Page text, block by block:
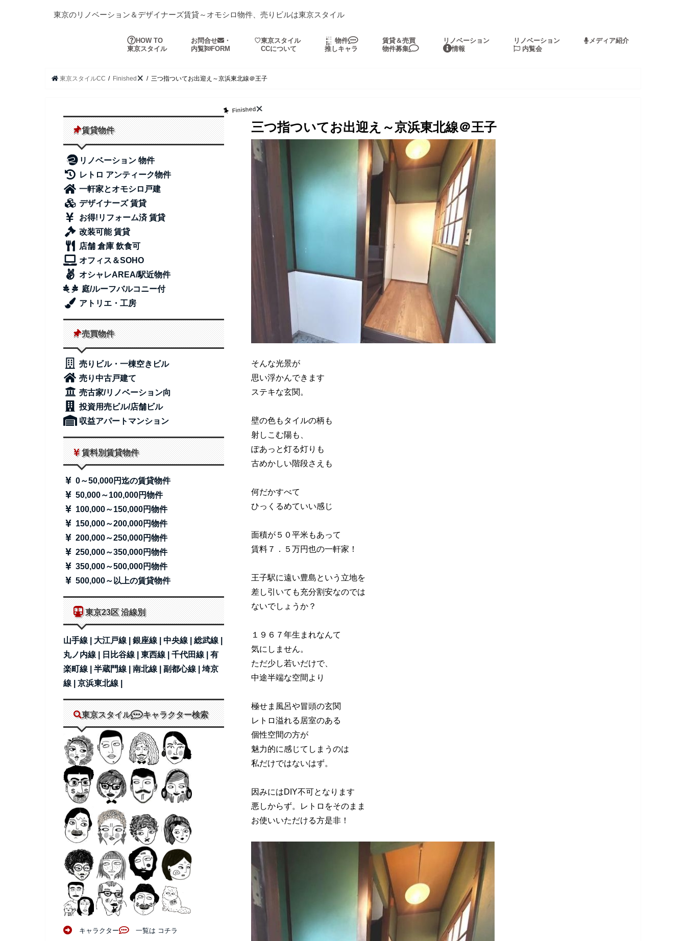
東京のリノベーション＆デザイナーズ賃貸～オモシロ物件、売りビルは東京スタイル
HOW TO
東京スタイル
お問合せ
・
内覧
FORM
♡東京スタイル
CCについて
物件
推しキャラ
賃貸＆売買
物件募集
リノベーション
情報
リノベーション
内覧会
メディア紹介
東京スタイルCC Finished 三つ指ついてお出迎え～京浜東北線＠王子
Finished
三つ指ついてお出迎え～京浜東北線＠王子
そんな光景が
思い浮かんできます
ステキな玄関。
壁の色もタイルの柄も
射しこむ陽も、
ぽあっと灯る灯りも
古めかしい階段さえも
何だかすべて
ひっくるめていい感じ
面積が５０平米もあって
賃料７．５万円也の一軒家！
王子駅に遠い豊島という立地を
差し引いても充分割安なのでは
ないでしょうか？
１９６７年生まれなんて
気にしません。
ただ少し若いだけで、
中途半端な空間より
極せま風呂や冒頭の玄関
レトロ溢れる居室のある
個性空間の方が
魅力的に感じてしまうのは
私だけではないはず。
因みにはDIY不可となります
悪しからず。レトロをそのまま
お使いいただける方是非！
賃貸物件
リノベーション 物件
レトロ アンティーク物件
一軒家とオモシロ戸建
デザイナーズ 賃貸
お得!リフォーム済 賃貸
改装可能 賃貸
店舗 倉庫 飲食可
オフィス＆SOHO
オシャレAREA/駅近物件
庭/ルーフバルコニー付
アトリエ・工房
売買物件
売りビル・一棟空きビル
売り中古戸建て
売古家/リノベーション向
投資用売ビル/店舗ビル
収益アパートマンション
賃料別賃貸物件
0～50,000円迄の賃貸物件
50,000～100,000円物件
100,000～150,000円物件
150,000～200,000円物件
200,000～250,000円物件
250,000～350,000円物件
350,000～500,000円物件
500,000～以上の賃貸物件
東京23区 沿線別
山手線 | 大江戸線 | 銀座線 | 中央線 | 総武線 |
丸ノ内線 |
日比谷線 | 東西線 | 千代田線 | 有
楽町線 | 半蔵門線 | 南北線 | 副都心線 | 埼京
線 | 京浜東北線 |
東京スタイル キャラクター検索
キャラクター 一覧は コチラ